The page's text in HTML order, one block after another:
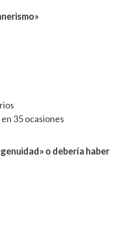
35 ocasiones
o debería haber